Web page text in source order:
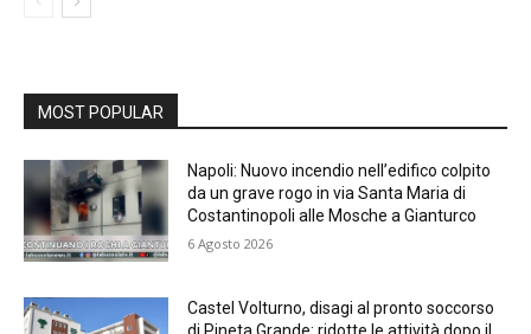
MOST POPULAR
Napoli: Nuovo incendio nell’edifico colpito
da un grave rogo in via Santa Maria di
Costantinopoli alle Mosche a Gianturco
6 Agosto 2026
Castel Volturno, disagi al pronto soccorso
di Pineta Grande: ridotte le attività dopo il